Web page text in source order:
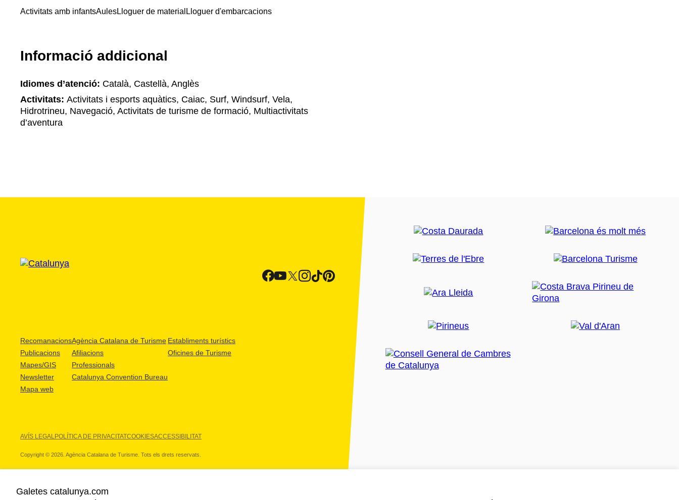
Activitats amb infantsAulesLloguer de material Lloguer d'embarcacions
Informació addicional
Idiomes d’atenció: Català, Castellà, Anglès
Activitats: Activitats i esports aquàtics, Caiac, Surf, Windsurf, Vela,
Hidrotrineu, Navegació, Activitats de turisme de formació, Multiactivitats
d’aventura
Recomanacions
Publicacions
Mapes/GIS
Newsletter
Mapa web
Agència Catalana de Turisme
Afiliacions
Professionals
Catalunya Convention Bureau
Establiments turístics
Oficines de Turisme
AVÍS LEGALPOLÍTICA DE PRIVACITATCOOKIESACCESSIBILITAT
Copyright © 2026. Agència Catalana de Turisme. Tots els drets reservats.
Galetes catalunya.com